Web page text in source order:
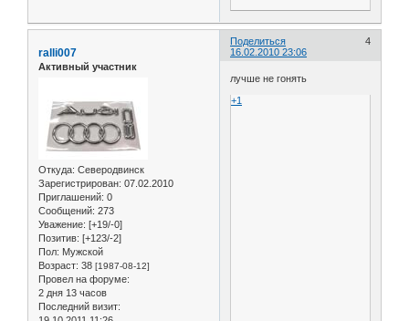
Поделиться
4
16.02.2010 23:06
ralli007
Активный участник
Откуда: Северодвинск
Зарегистрирован: 07.02.2010
Приглашений: 0
Сообщений: 273
Уважение: [+19/-0]
Позитив: [+123/-2]
Пол: Мужской
Возраст: 38 [1987-08-12]
Провел на форуме:
2 дня 13 часов
Последний визит:
лучше не гонять
+1